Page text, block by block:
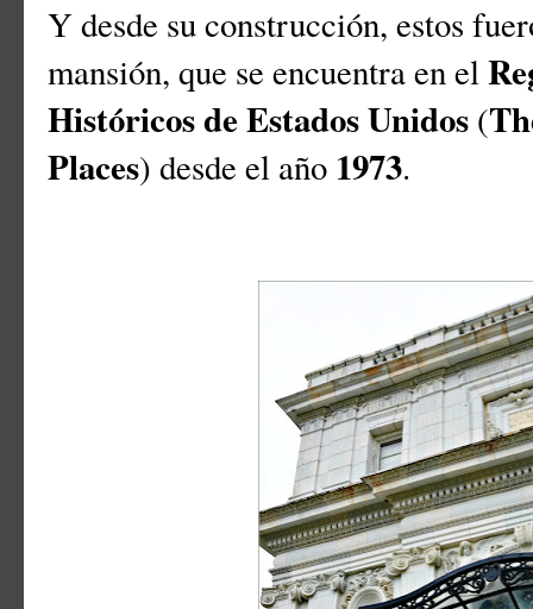
Y desde su construcción, estos
mansión, que se encuentra en el
Históricos de Estados Unidos (
Places) desde el año 1973.